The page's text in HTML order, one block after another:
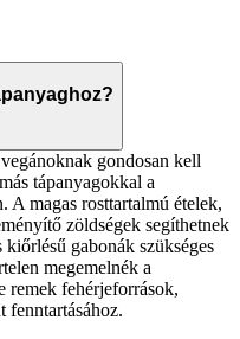
gondosan kell
tápanyagokkal a
A magas rosttartalmú ételek,
zöldségek segíthetnek
gabonák szükséges
megemelnék a
remek fehérjeforrások,
fenntartásához.